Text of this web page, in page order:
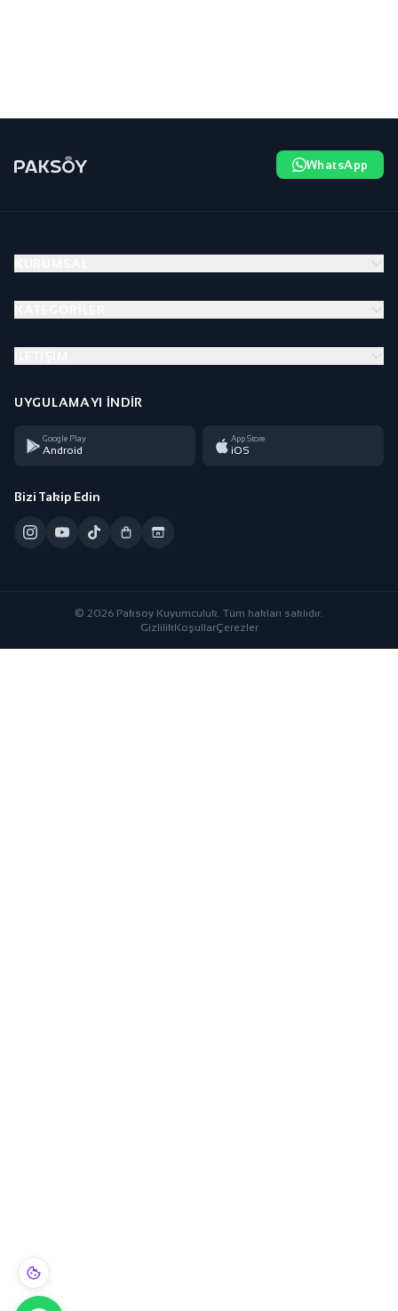
WhatsApp
UYGULAMAYI İNDIR
Google Play
Android
App Store
iOS
Bizi Takip Edin
© 2026 Paksoy Kuyumculuk. Tüm hakları saklıdır.
GizlilikKoşullarÇerezler